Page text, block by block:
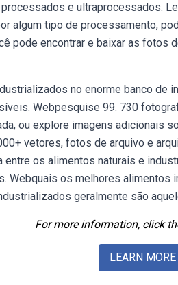
e ultraprocessados.
algum tipo de processamento,
pode encontrar e baixar as
no enorme banco de
Webpesquise 99. 730
ou explore imagens adicionais
vetores, fotos de arquivo e
entre os alimentos naturais e
Webquais os melhores
geralmente são
For more information, click
LEARN MORE